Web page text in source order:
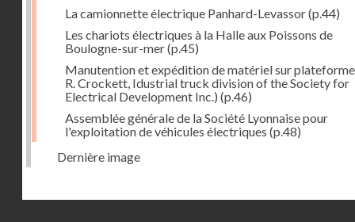
La camionnette électrique Panhard-Levassor(p.44)
Les chariots électriques à la Halle aux Poissons de
Boulogne-sur-mer(p.45)
Manutention et expédition de matériel sur
R. Crockett, Idustrial truck division of the Society for
Electrical Development Inc.) (p.46)
Assemblée générale de la Société Lyonnaise pour
l'exploitation de véhicules électriques (p.48)
Dernière image